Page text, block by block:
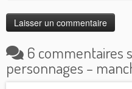
6 commentaires
personnages –